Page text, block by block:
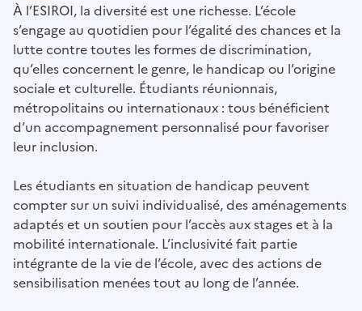
À l’ESIROI, la diversité est une richesse. L’école
s’engage au quotidien pour l’égalité des chances et la
lutte contre toutes les formes de discrimination,
qu’elles concernent le genre, le handicap ou l’origine
sociale et culturelle. Étudiants réunionnais,
métropolitains ou internationaux : tous bénéficient
d’un accompagnement personnalisé pour favoriser
leur inclusion.
Les étudiants en situation de handicap peuvent
compter sur un suivi individualisé, des aménagements
adaptés et un soutien pour l’accès aux stages et à la
mobilité internationale. L’inclusivité fait partie
intégrante de la vie de l’école, avec des actions de
sensibilisation menées tout au long de l’année.